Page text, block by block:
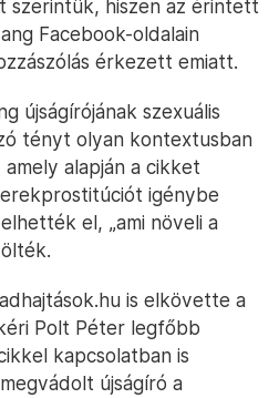
szerintük, hiszen az érintett
Facebook-oldalain
érkezett emiatt.
újságírójának szexuális
tényt olyan kontextusban
alapján a cikket
igénybe
el, „ami növeli a
is elkövette a
Polt Péter legfőbb
kapcsolatban is
újságíró a